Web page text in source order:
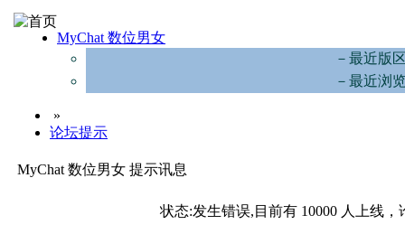
MyChat 数位男女
－最近版
－最近浏
»
论坛提示
MyChat 数位男女 提示讯息
状态:发生错误,目前有 10000 人上线